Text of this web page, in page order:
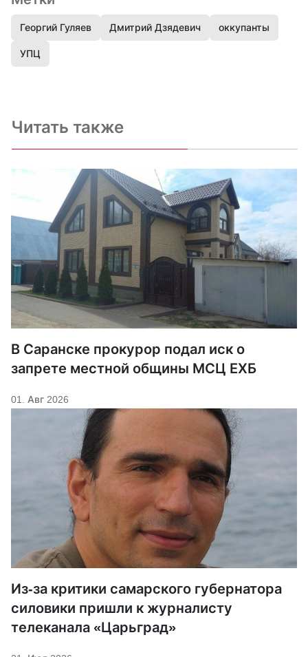
Георгий Гуляев Дмитрий Дзядевич оккупанты
УПЦ
Читать также
В Саранске прокурор подал иск о
запрете местной общины МСЦ ЕХБ
01. Авг 2026
Из-за критики самарского губернатора
силовики пришли к журналисту
телеканала «Царьград»